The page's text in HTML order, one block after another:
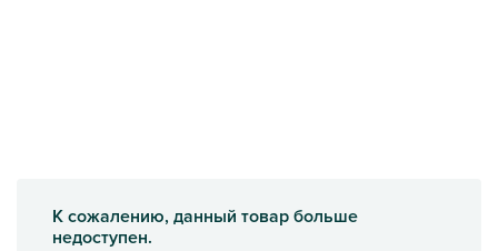
К сожалению, данный товар больше
недоступен.